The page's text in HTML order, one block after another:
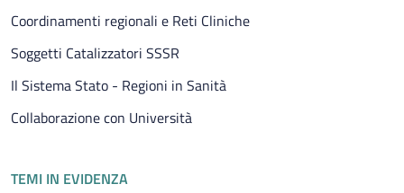
Coordinamenti regionali e Reti Cliniche
Soggetti Catalizzatori SSSR
Il Sistema Stato - Regioni in Sanità
Collaborazione con Università
TEMI IN EVIDENZA